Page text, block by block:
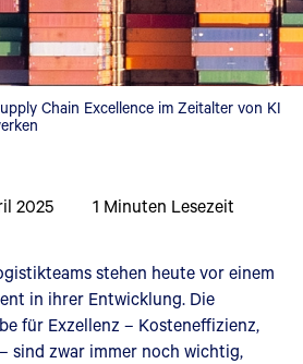
Chain Excellence im Zeitalter von KI
2025 1 Minuten Lesezeit
stehen heute vor einem
in ihrer Entwicklung. Die
für Exzellenz – Kosteneffizienz,
sind zwar immer noch wichtig,